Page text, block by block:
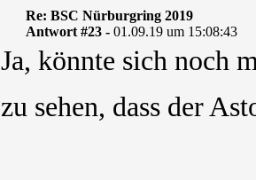
Re: BSC Nürburgring 2019
Antwort #23 - 01.09.19 um 15:08:43
Ja, könnte sich noch
zu sehen, dass der